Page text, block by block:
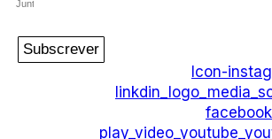
Subscrever
Icon-